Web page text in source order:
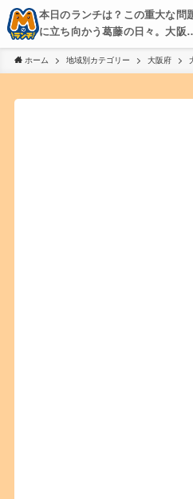
本日のランチは？この重大な問
に立ち向かう葛藤の日々。大阪
京都・神戸を中心とした食べ歩
き、飲み歩きを綴る。
ホーム 地域別カテゴリー 大阪府